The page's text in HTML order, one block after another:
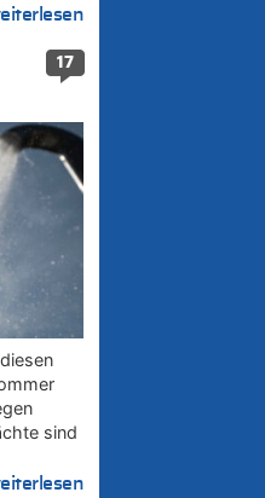
17
sind